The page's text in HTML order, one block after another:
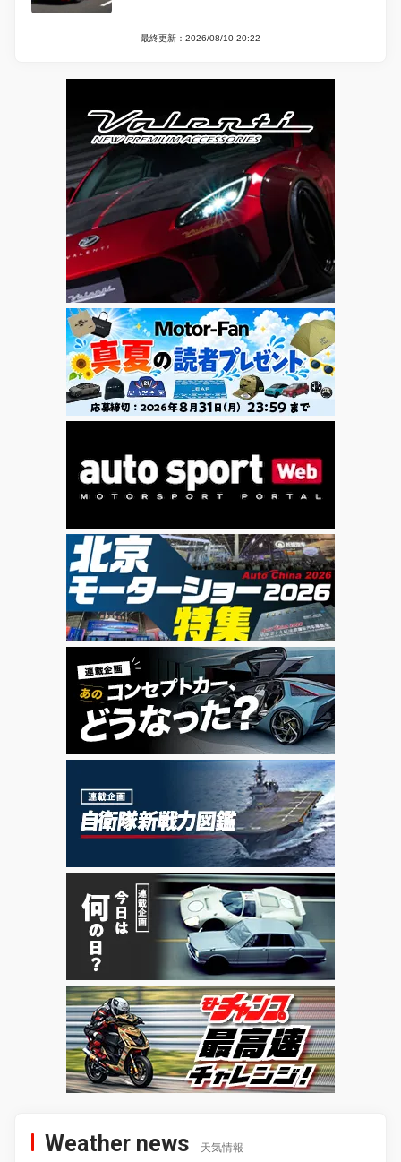
最終更新：2026/08/10 20:22
Weather news 天気情報